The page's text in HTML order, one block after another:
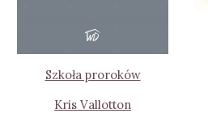
Szkoła proroków
Kris Vallotton